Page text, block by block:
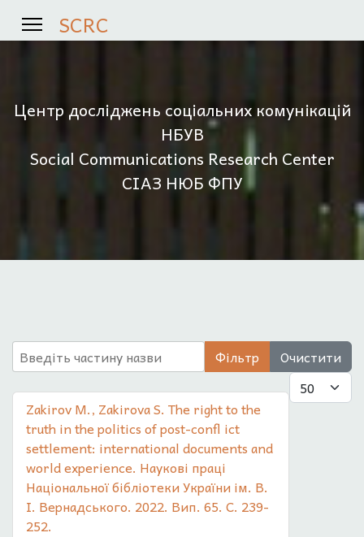
SCRC
Центр досліджень соціальних комунікацій
НБУВ
Social Communications Research Center
СІАЗ НЮБ ФПУ
Введіть частину назви Фільтр
Очистити
Показувати
Zakirov М., Zakirova S. The right to the
truth in the politics of post-confl ict
settlement: international documents and
world experience. Наукові праці
Національної бібліотеки України ім. В.
І. Вернадського. 2022. Вип. 65. С. 239-
252.